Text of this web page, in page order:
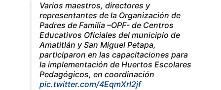
Varios maestros, directores y
representantes de la Organización de
Padres de Familia –OPF- de Centros
Educativos Oficiales del municipio de
Amatitlán y San Miguel Petapa,
participaron en las capacitaciones para
la implementación de Huertos Escolares
Pedagógicos, en coordinación
pic.twitter.com/4EqmXrl2jf